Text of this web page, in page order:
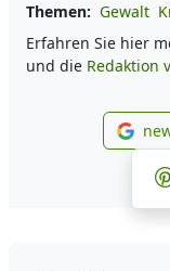
Themen: Gewalt
Erfahren Sie hier
und die Redaktion